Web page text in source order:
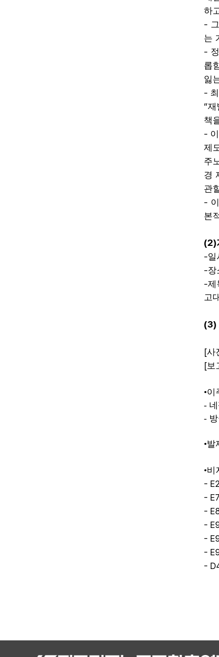
하
-
는
-
롭
잃
-
“재
책
-
제
주
경
관
-
본
(2)
-일
-장
-제
고
(3)
[사
[보
•이
-
-
•발
•비
-
-
-
-
-
-
-